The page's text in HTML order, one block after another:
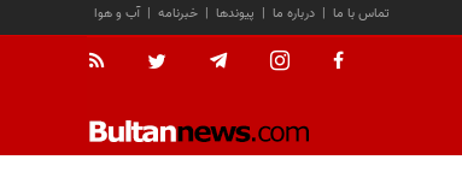
آب و هوا | خبرنامه | پیوندها | درباره ما | تماس با ما